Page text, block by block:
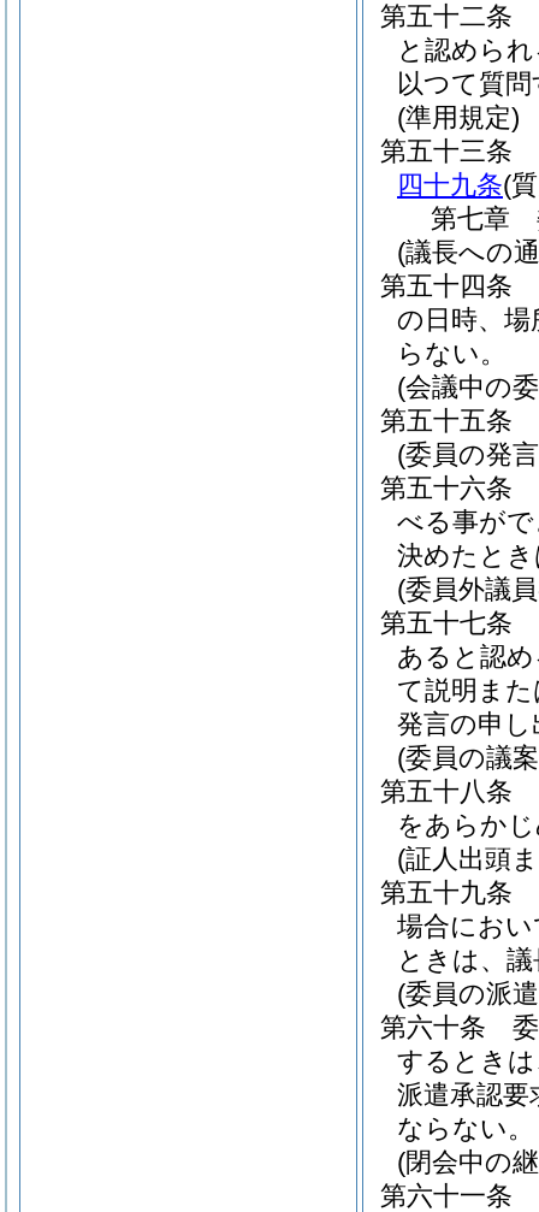
第五十二条
と認めら
以つて質
(準用規定)
第五十三条
四十九条(
第七章
(議長への
第五十四条
の日時、
らない。
(会議中の
第五十五条
(委員の発
第五十六条
べる事が
決めたと
(委員外議
第五十七条
あると認
て説明ま
発言の申
(委員の議
第五十八条
をあらか
(証人出頭
第五十九条
場合にお
ときは、
(委員の派
第六十条
するとき
派遣承認
ならない。
(閉会中の
第六十一条